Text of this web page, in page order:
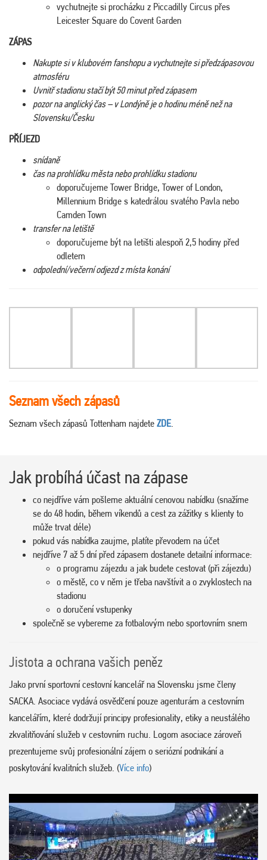
vychutnejte si procházku z Piccadilly Circus přes
Leicester Square do Covent Garden
ZÁPAS
Nakupte si v klubovém fanshopu a vychutnejte si předzápasovou
atmosféru
Uvnitř stadionu stačí být 50 minut před zápasem
pozor na anglický čas – v Londýně je o hodinu méně než na
Slovensku/Česku
PŘÍJEZD
snídaně
čas na prohlídku města nebo prohlídku stadionu
doporučujeme Tower Bridge, Tower of London,
Millennium Bridge s katedrálou svatého Pavla nebo
Camden Town
transfer na letiště
doporučujeme být na letišti alespoň 2,5 hodiny před
odletem
odpolední/večerní odjezd z místa konání
Seznam všech zápasů
Seznam všech zápasů Tottenham najdete ZDE.
Jak probíhá účast na zápase
co nejdříve vám pošleme aktuální cenovou nabídku (snažíme
se do 48 hodin, během víkendů a cest za zážitky s klienty to
může trvat déle)
pokud vás nabídka zaujme, platíte převodem na účet
nejdříve 7 až 5 dní před zápasem dostanete detailní informace:
o programu zájezdu a jak budete cestovat (při zájezdu)
o městě, co v něm je třeba navštívit a o zvyklostech na
stadionu
o doručení vstupenky
společně se vybereme za fotbalovým nebo sportovním snem
Jistota a ochrana vašich peněz
Jako první sportovní cestovní kancelář na Slovensku jsme členy
SACKA. Asociace vydává osvědčení pouze agenturám a cestovním
kancelářím, které dodržují principy profesionality, etiky a neustálého
zkvalitňování služeb v cestovním ruchu. Logom asociace zároveň
prezentujeme svůj profesionální zájem o seriózní podnikání a
poskytování kvalitních služeb. (Více info)